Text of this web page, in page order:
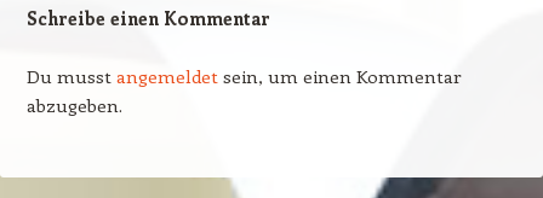
Schreibe einen Kommentar
Du musst angemeldetsein, um einen Kommentar
abzugeben.